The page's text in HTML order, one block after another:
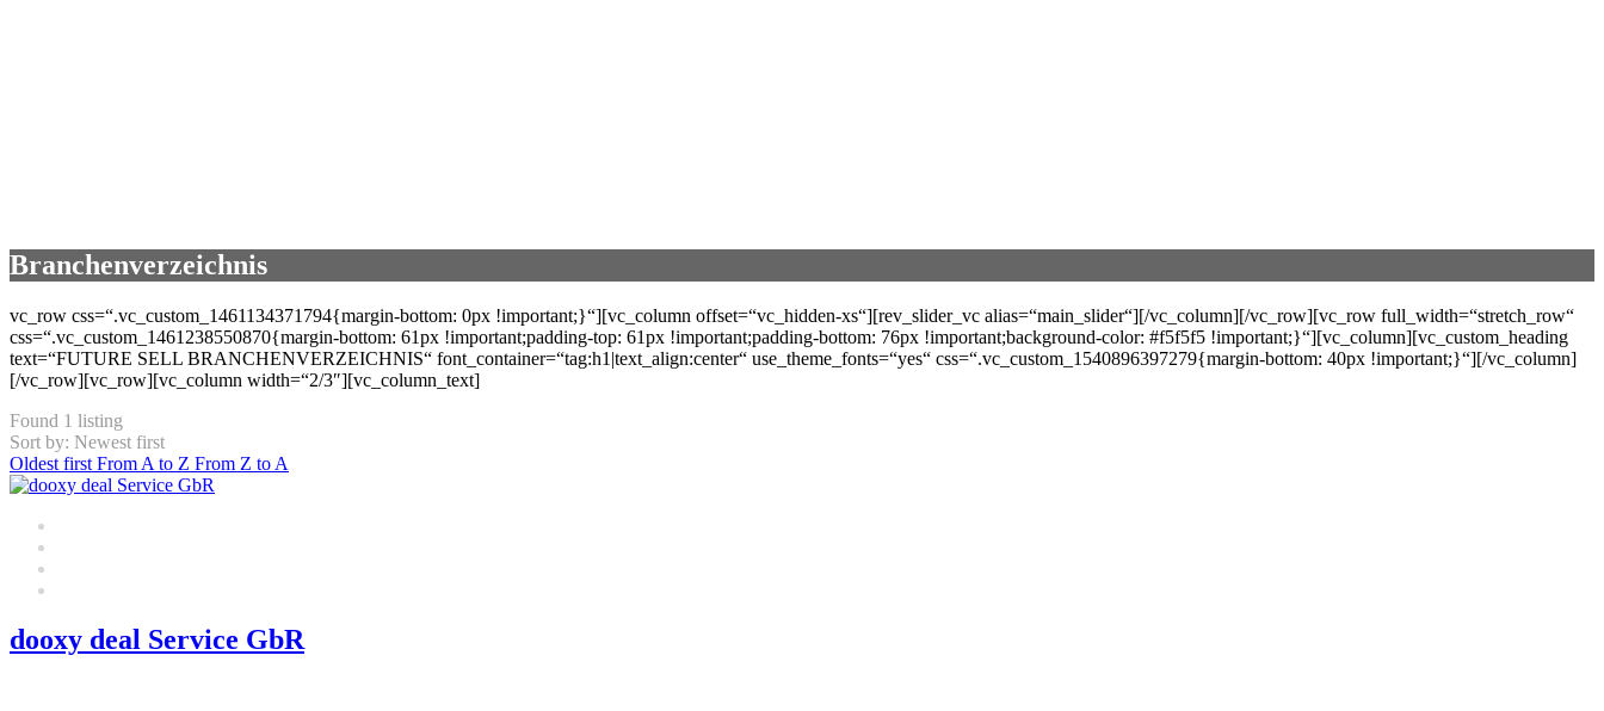
Branchenverzeichnis
vc_row css=“.vc_custom_1461134371794{margin-bottom: 0px !important;}“][vc_column offset=“vc_hidden-xs“][rev_slider_vc alias=“main_slider“][/vc_column][/vc_row][vc_row full_width=“stretch_row“
css=“.vc_custom_1461238550870{margin-bottom: 61px !important;padding-top: 61px !important;padding-bottom: 76px !important;background-color: #f5f5f5 !important;}“][vc_column][vc_custom_heading
text=“FUTURE SELL BRANCHENVERZEICHNIS“ font_container=“tag:h1|text_align:center“ use_theme_fonts=“yes“ css=“.vc_custom_1540896397279{margin-bottom: 40px !important;}“][/vc_column]
[/vc_row][vc_row][vc_column width=“2/3″][vc_column_text]
Found 1 listing
Sort by: Newest first
Oldest first From A to Z From Z to A
dooxy deal Service GbR